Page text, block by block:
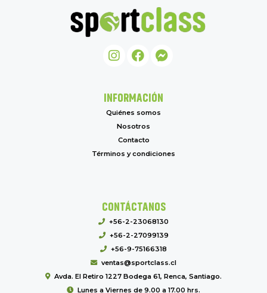
INFORMACIÓN
Quiénes somos
Nosotros
Contacto
Términos y condiciones
CONTÁCTANOS
+56-2-23068130
+56-2-27099139
+56-9-75166318
ventas@sportclass.cl
Avda. El Retiro 1227 Bodega 61, Renca, Santiago.
Lunes a Viernes de 9.00 a 17.00 hrs.